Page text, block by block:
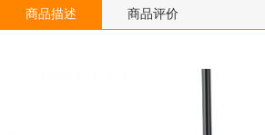
商品描述 商品评价